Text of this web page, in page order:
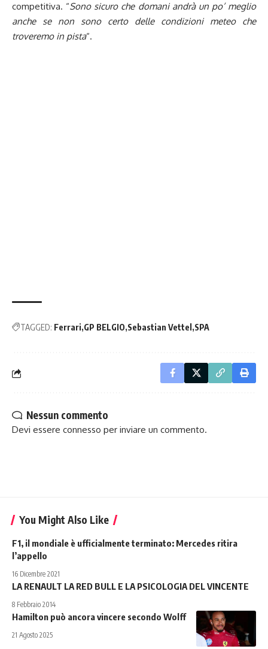
competitiva. “Sono sicuro che domani andrà un po’ meglio
anche se non sono certo delle condizioni meteo che
troveremo in pista“.
TAGGED: Ferrari GP BELGIO Sebastian Vettel SPA
Nessun commento
Devi essere connesso per inviare un commento.
You Might Also Like
F1, il mondiale è ufficialmente terminato: Mercedes ritira
l’appello
16 Dicembre 2021
LA RENAULT LA RED BULL E LA PSICOLOGIA DEL VINCENTE
8 Febbraio 2014
Hamilton può ancora vincere secondo Wolff
21 Agosto 2025